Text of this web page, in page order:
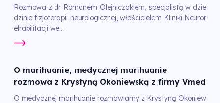
Rozmowa z dr Romanem Olejniczakiem, specjalistą w dzie
dzinie fizjoterapii neurologicznej, właścicielem Kliniki Neuror
ehabilitacji we...
O marihuanie, medycznej marihuanie
rozmowa z Krystyną Okoniewską z firmy Vmed
O medycznej marihuanie rozmawiamy z Krystyną Okoniew